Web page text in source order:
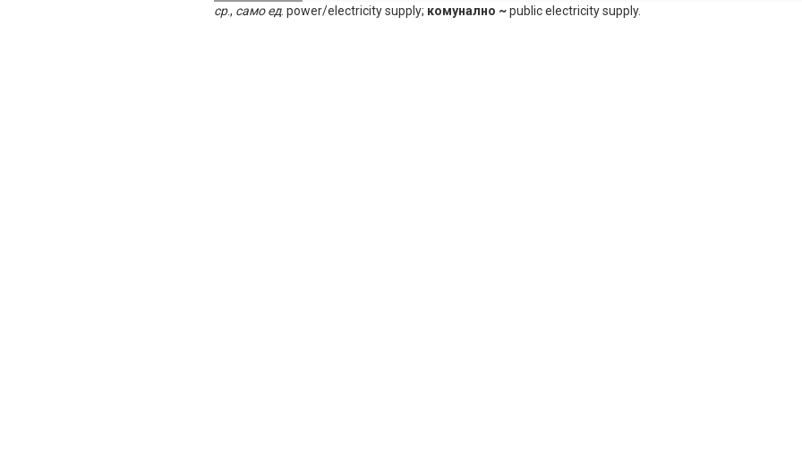
ср., само ед. power/electricity supply; комунално ~public electricity supply.